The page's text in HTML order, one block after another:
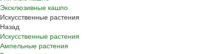
Эксклюзивные кашпо
Искусственные растения
Назад
Искусственные растения
Ампельные растения